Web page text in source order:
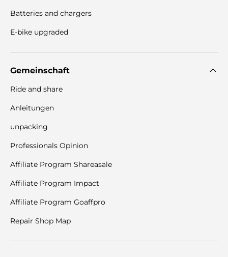
Batteries and chargers
E-bike upgraded
Gemeinschaft
Ride and share
Anleitungen
unpacking
Professionals Opinion
Affiliate Program Shareasale
Affiliate Program Impact
Affiliate Program Goaffpro
Repair Shop Map